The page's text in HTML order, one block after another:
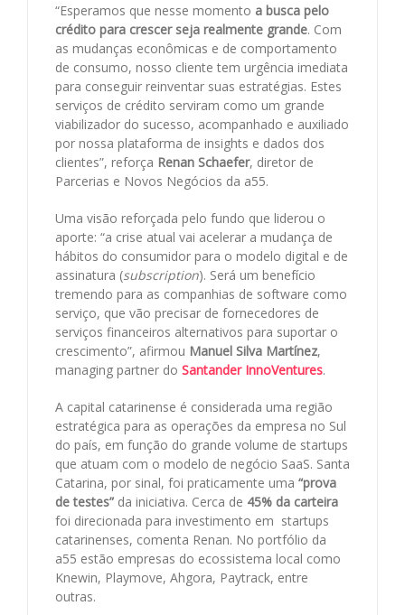
“Esperamos que nesse momento a busca pelo
crédito para crescer seja realmente grande. Com
as mudanças econômicas e de comportamento
de consumo, nosso cliente tem urgência imediata
para conseguir reinventar suas estratégias. Estes
serviços de crédito serviram como um grande
viabilizador do sucesso, acompanhado e auxiliado
por nossa plataforma de insights e dados dos
clientes”, reforça Renan Schaefer, diretor de
Parcerias e Novos Negócios da a55.
Uma visão reforçada pelo fundo que liderou o
aporte: “a crise atual vai acelerar a mudança de
hábitos do consumidor para o modelo digital e de
assinatura (subscription). Será um benefício
tremendo para as companhias de software como
serviço, que vão precisar de fornecedores de
serviços financeiros alternativos para suportar o
crescimento”, afirmou Manuel Silva Martínez,
managing partner do Santander InnoVentures.
A capital catarinense é considerada uma região
estratégica para as operações da empresa no Sul
do país, em função do grande volume de startups
que atuam com o modelo de negócio SaaS. Santa
Catarina, por sinal, foi praticamente uma “prova
de testes” da iniciativa. Cerca de 45% da carteira
foi direcionada para investimento em startups
catarinenses, comenta Renan. No portfólio da
a55 estão empresas do ecossistema local como
Knewin, Playmove, Ahgora, Paytrack, entre
outras.